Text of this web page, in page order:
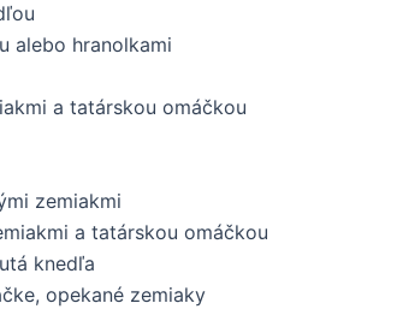
alebo hranolkami
a tatárskou omáčkou
zemiakmi
a tatárskou omáčkou
knedľa
opekané zemiaky